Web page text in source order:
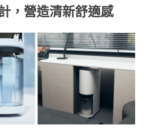
，營造清新舒適感